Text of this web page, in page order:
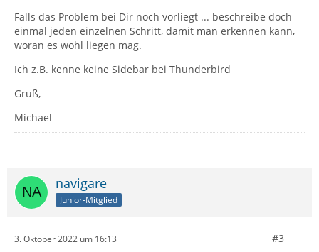
Falls das Problem bei Dir noch vorliegt ... beschreibe doch
einmal jeden einzelnen Schritt, damit man erkennen kann,
woran es wohl liegen mag.
Ich z.B. kenne keine Sidebar bei Thunderbird
Gruß,
Michael
navigare
Junior-Mitglied
3. Oktober 2022 um 16:13 #3